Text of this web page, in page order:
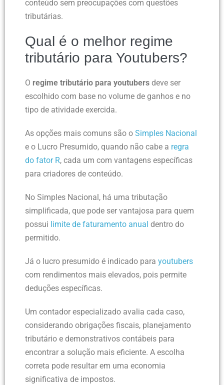
conteúdo sem preocupações com questões
tributárias.
Qual é o melhor regime
tributário para Youtubers?
O regime tributário para youtubers deve ser
escolhido com base no volume de ganhos e no
tipo de atividade exercida.
As opções mais comuns são o Simples Nacional
e o Lucro Presumido, quando não cabe a regra
do fator R, cada um com vantagens específicas
para criadores de conteúdo.
No Simples Nacional, há uma tributação
simplificada, que pode ser vantajosa para quem
possui limite de faturamento anual dentro do
permitido.
Já o lucro presumido é indicado para youtubers
com rendimentos mais elevados, pois permite
deduções específicas.
Um contador especializado avalia cada caso,
considerando obrigações fiscais, planejamento
tributário e demonstrativos contábeis para
encontrar a solução mais eficiente. A escolha
correta pode resultar em uma economia
significativa de impostos.